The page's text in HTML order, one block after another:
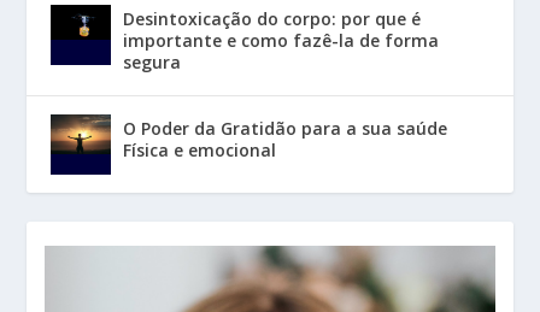
Desintoxicação do corpo: por que é
importante e como fazê-la de forma
segura
O Poder da Gratidão para a sua saúde
Física e emocional